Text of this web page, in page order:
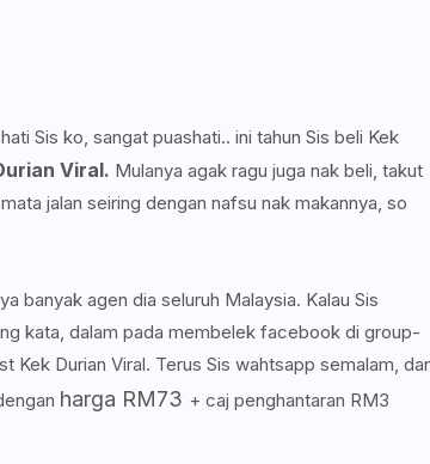
Sis ko, sangat puashati.. ini tahun Sis beli Kek
Viral. Mulanya agak ragu juga nak beli, takut
jalan seiring dengan nafsu nak makannya, so
banyak agen dia seluruh Malaysia. Kalau Sis
kata, dalam pada membelek facebook di group-
Kek Durian Viral. Terus Sis wahtsapp semalam,
harga RM73 + caj penghantaran RM3